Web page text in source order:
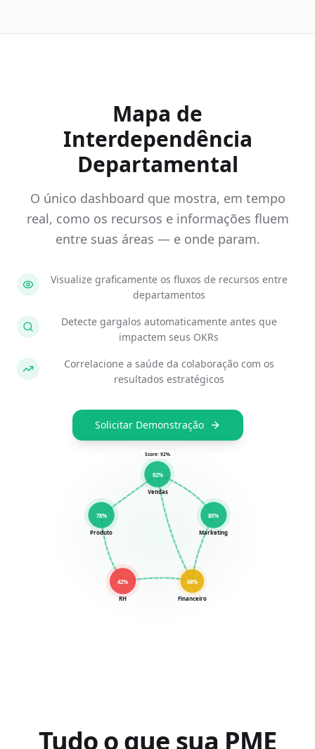
Mapa de
Interdependência
Departamental
O único dashboard que mostra, em tempo
real, como os recursos e informações fluem
entre suas áreas — e onde param.
Visualize graficamente os fluxos de recursos entre
departamentos
Detecte gargalos automaticamente antes que
impactem seus OKRs
Correlacione a saúde da colaboração com os
resultados estratégicos
Solicitar Demonstração
92%
Vendas
85%
Marketing
68%
Financeiro
42%
RH
78%
Produto
Score:92%
Tudo o que sua PME